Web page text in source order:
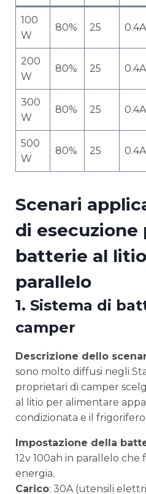
100
W
80% 25 0.4A
200
W
80% 25 0.4A
300
W
80% 25 0.4A
500
W
80% 25 0.4A
Scenari
di esecuzione
batterie al litio
parallelo
1. Sistema di
camper
Descrizione dello
sono molto diffusi negli
proprietari di camper
al litio per alimentare
condizionata e il frigorifero.
Impostazione della
12v 100ah in parallelo
energia.
Carico: 30A (utensili